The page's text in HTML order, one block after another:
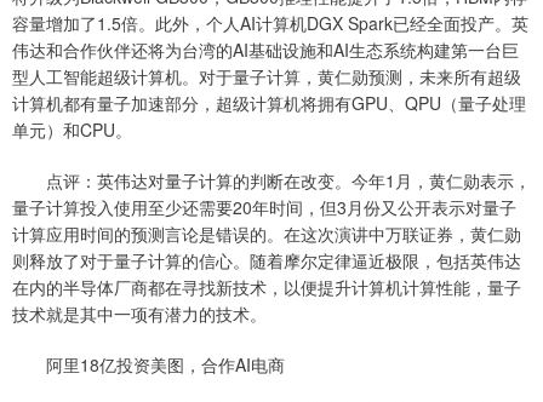
容量增加了1.5倍。此外，个人AI计算机DGX Spark已经全面投产。英
伟达和合作伙伴还将为台湾的AI基础设施和AI生态系统构建第一台巨
型人工智能超级计算机。对于量子计算，黄仁勋预测，未来所有超级
计算机都有量子加速部分，超级计算机将拥有GPU、QPU（量子处理
单元）和CPU。
点评：英伟达对量子计算的判断在改变。今年1月，黄仁勋表示，
量子计算投入使用至少还需要20年时间，但3月份又公开表示对量子
计算应用时间的预测言论是错误的。在这次演讲中万联证券，黄仁勋
则释放了对于量子计算的信心。随着摩尔定律逼近极限，包括英伟达
在内的半导体厂商都在寻找新技术，以便提升计算机计算性能，量子
技术就是其中一项有潜力的技术。
阿里18亿投资美图，合作AI电商